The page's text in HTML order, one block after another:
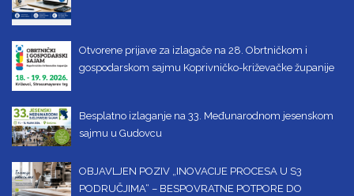
Otvorene prijave za izlagače na 28. Obrtničkom i
gospodarskom sajmu Koprivničko-križevačke županije
Besplatno izlaganje na 33. Međunarodnom jesenskom
sajmu u Gudovcu
OBJAVLJEN POZIV „INOVACIJE PROCESA U S3
PODRUČJIMA“ – BESPOVRATNE POTPORE DO